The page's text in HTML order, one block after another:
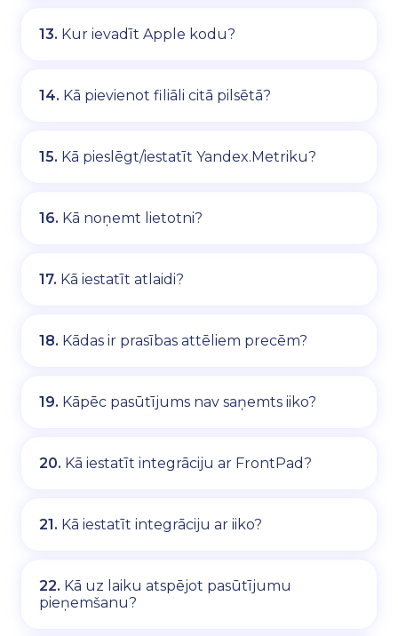
13. Kur ievadīt Apple kodu?
14. Kā pievienot filiāli citā pilsētā?
15. Kā pieslēgt/iestatīt Yandex.Metriku?
16. Kā noņemt lietotni?
17. Kā iestatīt atlaidi?
18. Kādas ir prasības attēliem precēm?
19. Kāpēc pasūtījums nav saņemts iiko?
20. Kā iestatīt integrāciju ar FrontPad?
21. Kā iestatīt integrāciju ar iiko?
22. Kā uz laiku atspējot pasūtījumu
pieņemšanu?